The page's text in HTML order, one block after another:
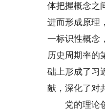
体把握概念之
进而形成原理
一标识性概念
历史周期率的
础上形成了习
献，深化了对
党的理论创